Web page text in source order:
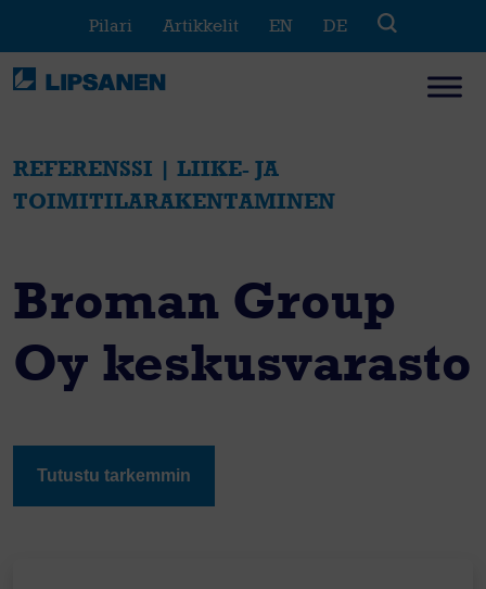
content
Pilari Artikkelit EN DE
REFERENSSI | LIIKE- JA
TOIMITILARAKENTAMINEN
Broman Group
Oy keskusvarasto
Tutustu tarkemmin